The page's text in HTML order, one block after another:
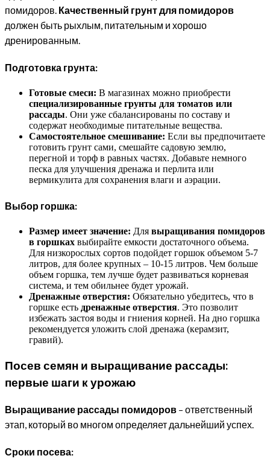
помидоров. Качественный грунт для помидоров
должен быть рыхлым, питательным и хорошо
дренированным.
Подготовка грунта:
Готовые смеси: В магазинах можно приобрести
специализированные грунты для томатов или
рассады. Они уже сбалансированы по составу и
содержат необходимые питательные вещества.
Самостоятельное смешивание: Если вы предпочитаете
готовить грунт сами, смешайте садовую землю,
перегной и торф в равных частях. Добавьте немного
песка для улучшения дренажа и перлита или
вермикулита для сохранения влаги и аэрации.
Выбор горшка:
Размер имеет значение: Для выращивания помидоров
в горшках выбирайте емкости достаточного объема.
Для низкорослых сортов подойдет горшок объемом 5-7
литров, для более крупных – 10-15 литров. Чем больше
объем горшка, тем лучше будет развиваться корневая
система, и тем обильнее будет урожай.
Дренажные отверстия: Обязательно убедитесь, что в
горшке есть дренажные отверстия. Это позволит
избежать застоя воды и гниения корней. На дно горшка
рекомендуется уложить слой дренажа (керамзит,
гравий).
Посев семян и выращивание рассады:
первые шаги к урожаю
Выращивание рассады помидоров – ответственный
этап, который во многом определяет дальнейший успех.
Сроки посева: